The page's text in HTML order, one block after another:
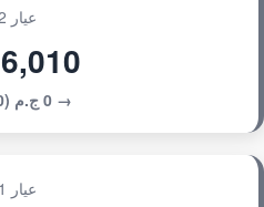
عيار 22
6,010 ج.م
→ 0 ج.م (0.00%)
عيار 21